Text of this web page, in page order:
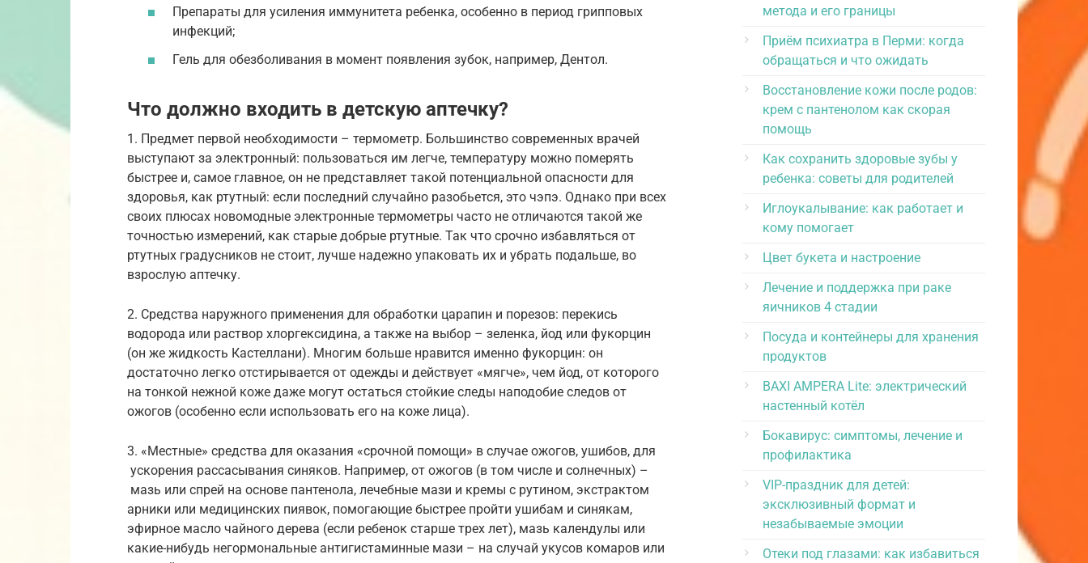
Препараты для усиления иммунитета ребенка, особенно в период грипповых
инфекций;
Гель для обезболивания в момент появления зубок, например, Дентол.
Что должно входить в детскую аптечку?
1. Предмет первой необходимости – термометр. Большинство современных врачей
выступают за электронный: пользоваться им легче, температуру можно померять
быстрее и, самое главное, он не представляет такой потенциальной опасности для
здоровья, как ртутный: если последний случайно разобьется, это чэпэ. Однако при всех
своих плюсах новомодные электронные термометры часто не отличаются такой же
точностью измерений, как старые добрые ртутные. Так что срочно избавляться от
ртутных градусников не стоит, лучше надежно упаковать их и убрать подальше, во
взрослую аптечку.
2. Средства наружного применения для обработки царапин и порезов: перекись
водорода или раствор хлоргексидина, а также на выбор – зеленка, йод или фукорцин
(он же жидкость Кастеллани). Многим больше нравится именно фукорцин: он
достаточно легко отстирывается от одежды и действует «мягче», чем йод, от которого
на тонкой нежной коже даже могут остаться стойкие следы наподобие следов от
ожогов (особенно если использовать его на коже лица).
3. «Местные» средства для оказания «срочной помощи» в случае ожогов, ушибов, для
ускорения рассасывания синяков. Например, от ожогов (в том числе и солнечных) –
мазь или спрей на основе пантенола, лечебные мази и кремы с рутином, экстрактом
арники или медицинских пиявок, помогающие быстрее пройти ушибам и синякам,
эфирное масло чайного дерева (если ребенок старше трех лет), мазь календулы или
какие-нибудь негормональные антигистаминные мази – на случай укусов комаров или
метода и его границы
Приём психиатра в Перми: когда
обращаться и что ожидать
Восстановление кожи после родов:
крем с пантенолом как скорая
помощь
Как сохранить здоровые зубы у
ребенка: советы для родителей
Иглоукалывание: как работает и
кому помогает
Цвет букета и настроение
Лечение и поддержка при раке
яичников 4 стадии
Посуда и контейнеры для хранения
продуктов
BAXI AMPERA Lite: электрический
настенный котёл
Бокавирус: симптомы, лечение и
профилактика
VIP-праздник для детей:
эксклюзивный формат и
незабываемые эмоции
Отеки под глазами: как избавиться